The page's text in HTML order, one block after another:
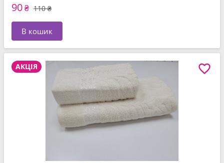
90₴ 110 ₴
В кошик
АКЦІЯ